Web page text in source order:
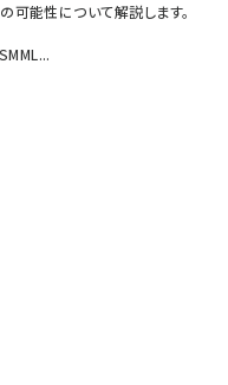
能性について解説します。